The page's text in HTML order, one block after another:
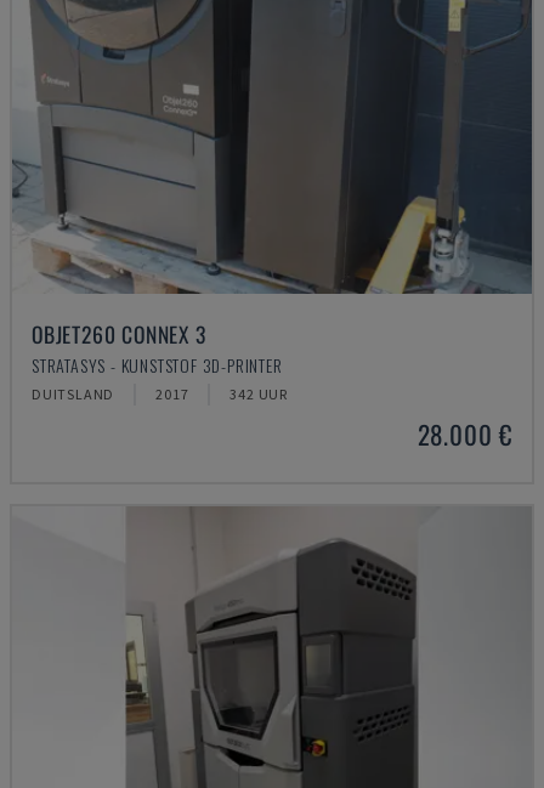
OBJET260 CONNEX 3
STRATASYS - KUNSTSTOF 3D-PRINTER
DUITSLAND 2017 342 UUR
28.000 €